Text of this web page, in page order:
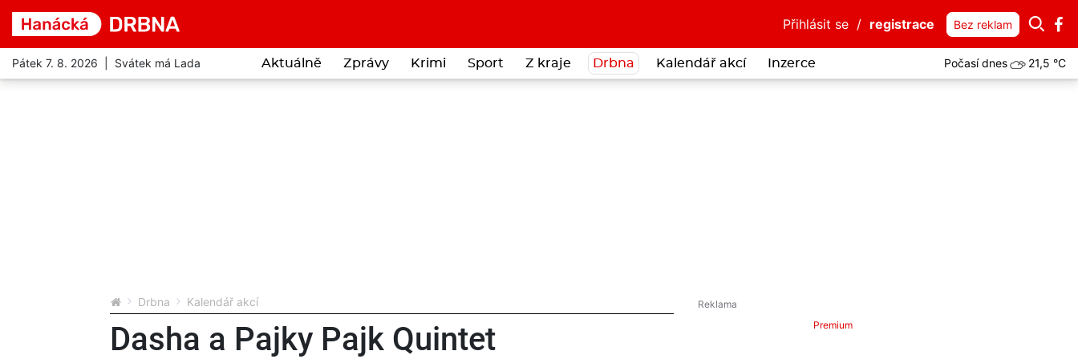
Přihlásit se / registrace Bez reklam
Pátek 7. 8. 2026 | Svátek má Lada Aktuálně Zprávy Krimi Sport Z kraje Drbna Kalendář akcí Inzerce Počasí dnes 21,5 °C
Drbna Kalendář akcí
Dasha a Pajky Pajk Quintet Premium